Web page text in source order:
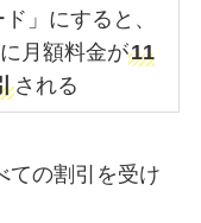
」にすると、
月額料金が11
される
ての割引を受け